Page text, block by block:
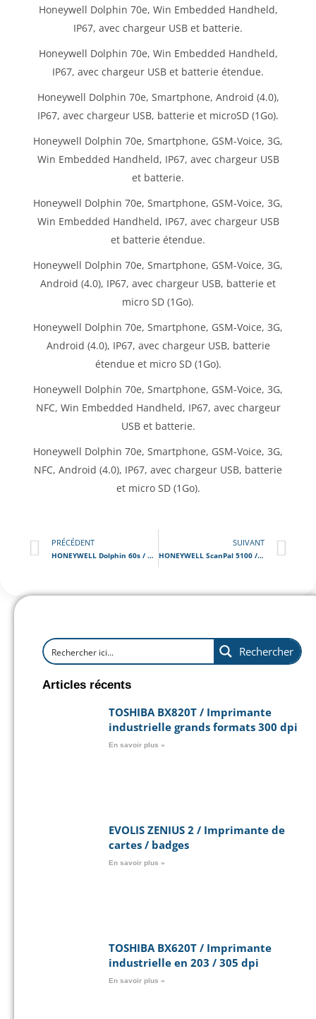
Honeywell Dolphin 70e, Win Embedded Handheld,
IP67, avec chargeur USB et batterie.
Honeywell Dolphin 70e, Win Embedded Handheld,
IP67, avec chargeur USB et batterie étendue.
Honeywell Dolphin 70e, Smartphone, Android (4.0),
IP67, avec chargeur USB, batterie et microSD (1Go).
Honeywell Dolphin 70e, Smartphone, GSM-Voice, 3G,
Win Embedded Handheld, IP67, avec chargeur USB
et batterie.
Honeywell Dolphin 70e, Smartphone, GSM-Voice, 3G,
Win Embedded Handheld, IP67, avec chargeur USB
et batterie étendue.
Honeywell Dolphin 70e, Smartphone, GSM-Voice, 3G,
Android (4.0), IP67, avec chargeur USB, batterie et
micro SD (1Go).
Honeywell Dolphin 70e, Smartphone, GSM-Voice, 3G,
Android (4.0), IP67, avec chargeur USB, batterie
étendue et micro SD (1Go).
Honeywell Dolphin 70e, Smartphone, GSM-Voice, 3G,
NFC, Win Embedded Handheld, IP67, avec chargeur
USB et batterie.
Honeywell Dolphin 70e, Smartphone, GSM-Voice, 3G,
NFC, Android (4.0), IP67, avec chargeur USB, batterie
et micro SD (1Go).
PRÉCÉDENT
HONEYWELL Dolphin 60s / Terminal Code Barre Portable
SUIVANT
HONEYWELL ScanPal 5100 / Terminal Code Barre Portable
Rechercher
Articles récents
TOSHIBA BX820T / Imprimante
industrielle grands formats 300 dpi
En savoir plus »
EVOLIS ZENIUS 2 / Imprimante de
cartes / badges
En savoir plus »
TOSHIBA BX620T / Imprimante
industrielle en 203 / 305 dpi
En savoir plus »